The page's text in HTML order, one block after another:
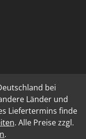
bei
Länder und
Liefertermins finde
. Alle Preise zzgl.
.